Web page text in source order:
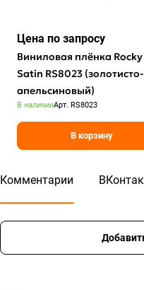
Цена по запросу
Виниловая плёнка Rocky
Satin RS8023 (золотисто-
апельсиновый)
В наличииАрт. RS8023
В корзину
Комментарии